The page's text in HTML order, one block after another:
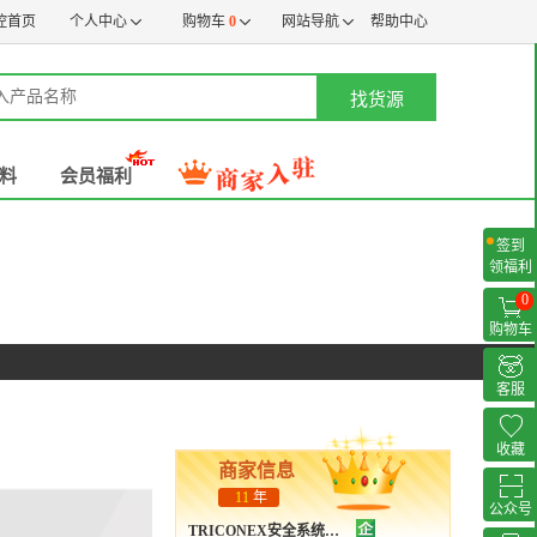
首页 个人中心 购物车 0 网站导航 帮助中心
找货源
会员福利
商家信息
11 年
TRICONEX安全系统专卖店
签到
领福利
0
购物车
客服
收藏
公众号